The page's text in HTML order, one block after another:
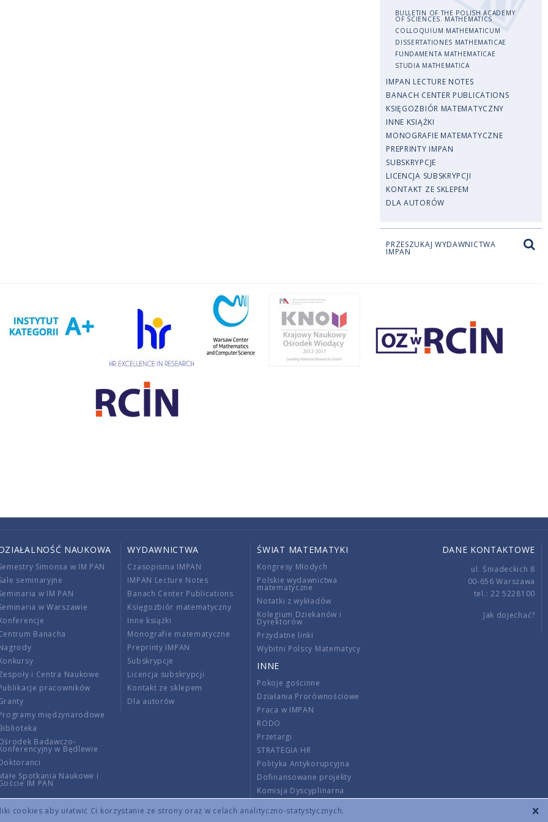
cookies aby ułatwić Ci korzystanie ze strony oraz w celach analityczno-statystycznych.
BULLETIN OF THE POLISH ACADEMY
OF SCIENCES. MATHEMATICS
COLLOQUIUM MATHEMATICUM
DISSERTATIONES MATHEMATICAE
FUNDAMENTA MATHEMATICAE
STUDIA MATHEMATICA
IMPAN LECTURE NOTES
BANACH CENTER PUBLICATIONS
KSIĘGOZBIÓR MATEMATYCZNY
INNE KSIĄŻKI
MONOGRAFIE MATEMATYCZNE
PREPRINTY IMPAN
SUBSKRYPCJE
LICENCJA SUBSKRYPCJI
KONTAKT ZE SKLEPEM
DLA AUTORÓW
PRZESZUKAJ WYDAWNICTWA
IMPAN
NAUKOWA
Simonsa w IM PAN
seminaryjne
w IM PAN
w Warszawie
Banacha
i Centra Naukowe
pracowników
międzynarodowe
Badawczo-
w Będlewie
Spotkania Naukowe i
IM PAN
WYDAWNICTWA
Czasopisma IMPAN
IMPAN Lecture Notes
Banach Center Publications
Księgozbiór matematyczny
Inne książki
Monografie matematyczne
Preprinty IMPAN
Subskrypcje
Licencja subskrypcji
Kontakt ze sklepem
Dla autorów
ŚWIAT MATEMATYKI
Kongresy Młodych
Polskie wydawnictwa
matematyczne
Notatki z wykładów
Kolegium Dziekanów i
Dyrektorów
Przydatne linki
Wybitni Polscy Matematycy
INNE
Pokoje gościnne
Działania Prorównościowe
Praca w IMPAN
RODO
Przetargi
STRATEGIA HR
Polityka Antykorupcyjna
Dofinansowane projekty
Komisja Dyscyplinarna
Wnoszenie opłat
DANE KONTAKTOWE
ul. Śniadeckich 8
00-656 Warszawa
tel.: 22 5228100
Jak dojechać?